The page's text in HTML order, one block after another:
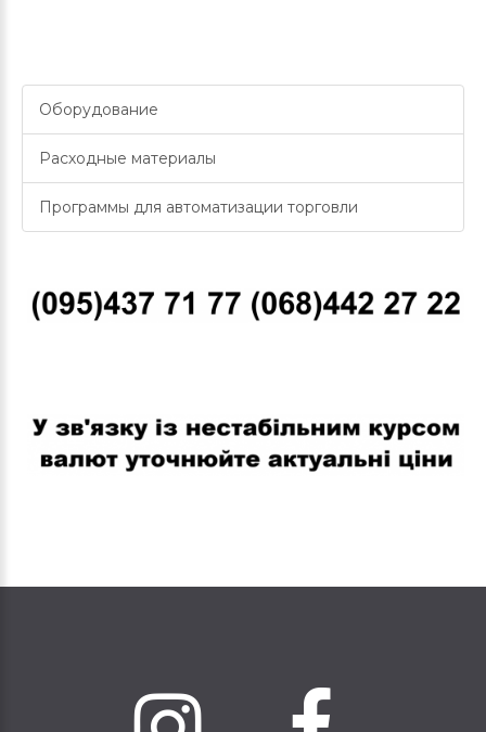
Оборудование
Расходные материалы
Программы для автоматизации торговли